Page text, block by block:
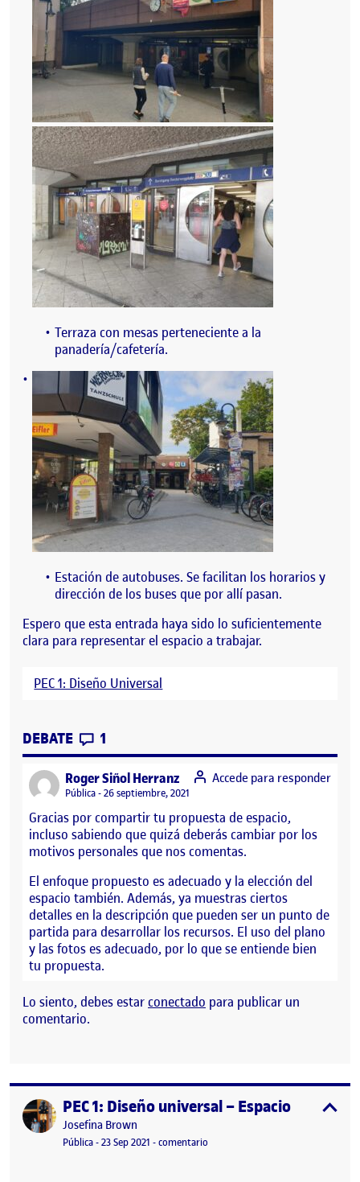
Terraza con mesas perteneciente a la
panadería/cafetería.
Estación de autobuses. Se facilitan los horarios y
dirección de los buses que por allí pasan.
Espero que esta entrada haya sido lo suficientemente
clara para representar el espacio a trabajar.
PEC 1: Diseño Universal
DEBATE CONTRIBUTIONS
1
Roger Siñol Herranzsays:
Visibilidad:
Pública 26 septiembre, 2021
Gracias por compartir tu propuesta de espacio,
incluso sabiendo que quizá deberás cambiar por los
motivos personales que nos comentas.
El enfoque propuesto es adecuado y la elección del
espacio también. Además, ya muestras ciertos
detalles en la descripción que pueden ser un punto de
partida para desarrollar los recursos. El uso del plano
y las fotos es adecuado, por lo que se entiende bien
tu propuesta.
Accede para responder
Lo siento, debes estarconectado para publicar un
comentario.
Publicado porPEC 1: Diseño universal – Espacio
Publicado por
Josefina Brown
Visibilidad:
Pública-Fecha de publicación
23 Sep 2021 17 mayo, 2023 3:31 pm
-comentario